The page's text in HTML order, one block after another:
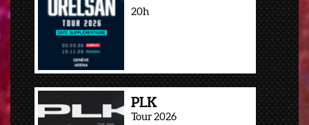
20h
PLK
Tour 2026